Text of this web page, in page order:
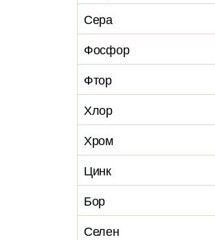
Сера
Фосфор
Фтор
Хлор
Хром
Цинк
Бор
Селен